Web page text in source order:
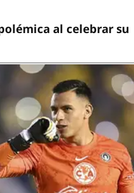
al celebrar su